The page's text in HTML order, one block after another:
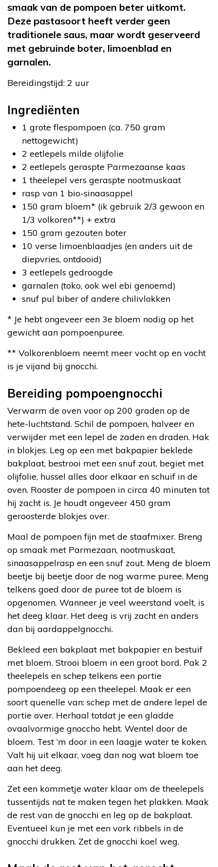
smaak van de pompoen beter uitkomt.
Deze pastasoort heeft verder geen
traditionele saus, maar wordt geserveerd
met gebruinde boter, limoenblad en
garnalen.
Bereidingstijd: 2 uur
Ingrediënten
1 grote flespompoen (ca. 750 gram
nettogewicht)
2 eetlepels milde olijfolie
2 eetlepels geraspte Parmezaanse kaas
1 theelepel vers geraspte nootmuskaat
rasp van 1 bio-sinaasappel
150 gram bloem* (ik gebruik 2/3 gewoon en
1/3 volkoren**) + extra
150 gram gezouten boter
10 verse limoenblaadjes (en anders uit de
diepvries, ontdooid)
3 eetlepels gedroogde
garnalen (toko, ook wel ebi genoemd)
snuf pul biber of andere chilivlokken
* Je hebt ongeveer een 3e bloem nodig op het
gewicht aan pompoenpuree.
** Volkorenbloem neemt meer vocht op en vocht
is je vijand bij gnocchi.
Bereiding pompoengnocchi
Verwarm de oven voor op 200 graden op de
hete-luchtstand. Schil de pompoen, halveer en
verwijder met een lepel de zaden en draden. Hak
in blokjes. Leg op een met bakpapier beklede
bakplaat, bestrooi met een snuf zout, begiet met
olijfolie, hussel alles door elkaar en schuif in de
oven. Rooster de pompoen in circa 40 minuten tot
hij zacht is. Je houdt ongeveer 450 gram
geroosterde blokjes over.
Maal de pompoen fijn met de staafmixer. Breng
op smaak met Parmezaan, nootmuskaat,
sinaasappelrasp en een snuf zout. Meng de bloem
beetje bij beetje door de nog warme puree. Meng
telkens goed door de puree tot de bloem is
opgenomen. Wanneer je veel weerstand voelt, is
het deeg klaar. Het deeg is vrij zacht en anders
dan bij aardappelgnocchi.
Bekleed een bakplaat met bakpapier en bestuif
met bloem. Strooi bloem in een groot bord. Pak 2
theelepels en schep telkens een portie
pompoendeeg op een theelepel. Maak er een
soort quenelle van: schep met de andere lepel de
portie over. Herhaal totdat je een gladde
ovaalvormige gnoccho hebt. Wentel door de
bloem. Test ’m door in een laagje water te koken.
Valt hij uit elkaar, voeg dan nog wat bloem toe
aan het deeg.
Zet een kommetje water klaar om de theelepels
tussentijds nat te maken tegen het plakken. Maak
de rest van de gnocchi en leg op de bakplaat.
Eventueel kun je met een vork ribbels in de
gnocchi drukken. Zet de gnocchi koel weg.